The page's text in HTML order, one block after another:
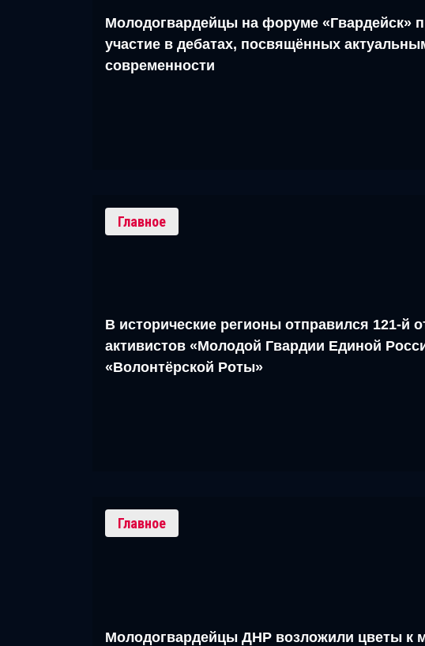
Молодогвардейцы на форуме «Гвардейск»
участие в дебатах, посвящённых
современности
Главное
В исторические регионы отправился 121-й
активистов «Молодой Гвардии Единой
«Волонтёрской Роты»
Главное
Молодогвардейцы ДНР возложили цветы к